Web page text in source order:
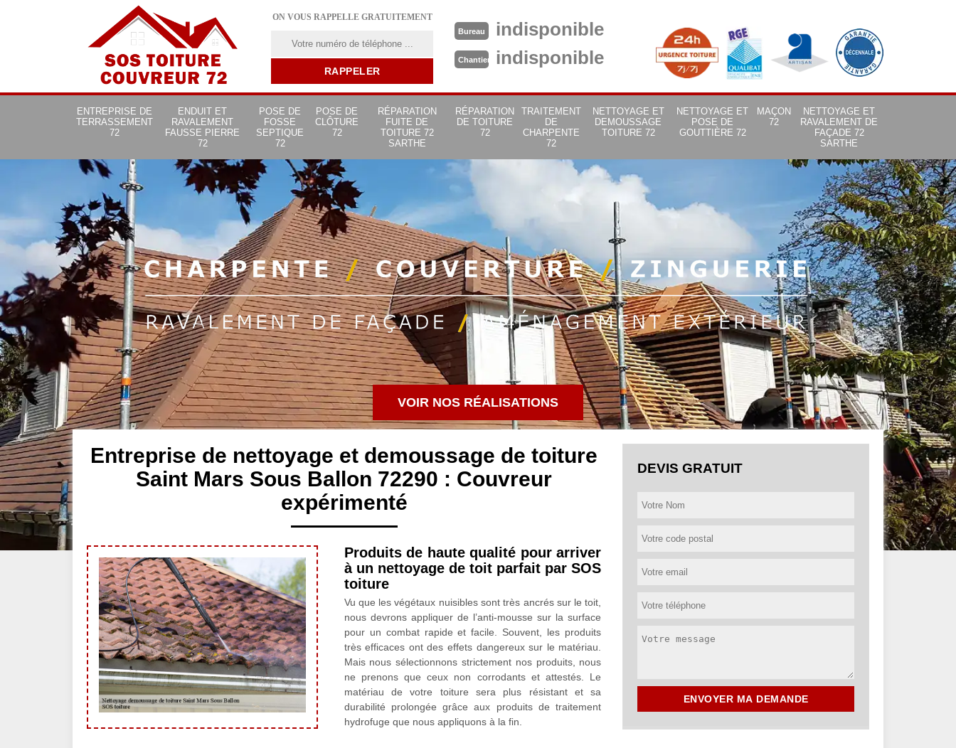
ON VOUS RAPPELLE GRATUITEMENT
Bureau indisponible
Chantier indisponible
ENTREPRISE DE
TERRASSEMENT
72
ENDUIT ET
RAVALEMENT
FAUSSE PIERRE
72
POSE DE
FOSSE
SEPTIQUE
72
POSE DE
CLÔTURE
72
RÉPARATION
FUITE DE
TOITURE 72
SARTHE
RÉPARATION
DE TOITURE
72
TRAITEMENT
DE
CHARPENTE
72
NETTOYAGE ET
DEMOUSSAGE
TOITURE 72
NETTOYAGE ET
POSE DE
GOUTTIÈRE 72
MAÇON
72
NETTOYAGE ET
RAVALEMENT DE
FAÇADE 72
SARTHE
VOIR NOS RÉALISATIONS
Entreprise de nettoyage et demoussage de toiture
Saint Mars Sous Ballon 72290 : Couvreur
expérimenté
Produits de haute qualité pour arriver
à un nettoyage de toit parfait par SOS
toiture
Vu que les végétaux nuisibles sont très ancrés sur le toit,
nous devrons appliquer de l’anti-mousse sur la surface
pour un combat rapide et facile. Souvent, les produits
très efficaces ont des effets dangereux sur le matériau.
Mais nous sélectionnons strictement nos produits, nous
ne prenons que ceux non corrodants et attestés. Le
matériau de votre toiture sera plus résistant et sa
durabilité prolongée grâce aux produits de traitement
hydrofuge que nous appliquons à la fin.
DEVIS GRATUIT